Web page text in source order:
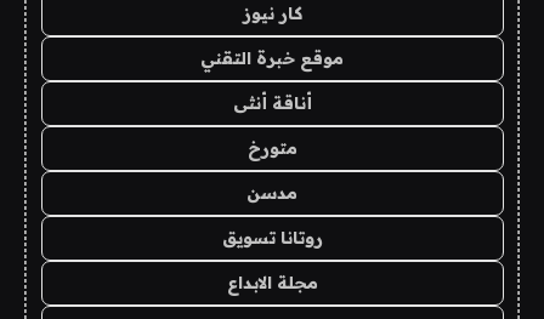
كار نيوز
موقع خبرة التقني
أناقة أنثى
متورخ
مدسن
روتانا تسويق
مجلة الابداع